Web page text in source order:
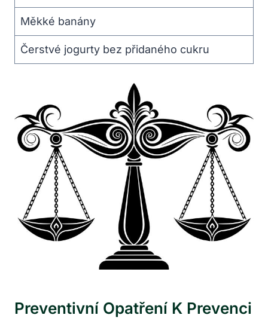
Měkké banány
Čerstvé jogurty bez přidaného cukru
Preventivní Opatření K Prevenci